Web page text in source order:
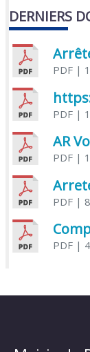
DERNIERS
PDF|
PDF|
AR
PDF|
PDF|
PDF|